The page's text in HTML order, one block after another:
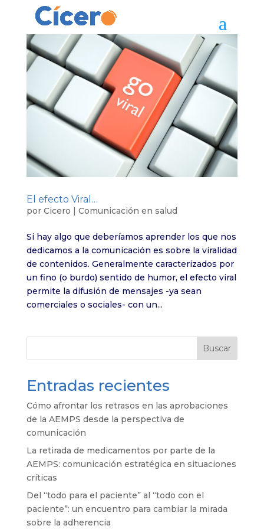
El efecto Viral…
por Cicero | Comunicación en salud
Si hay algo que deberíamos aprender los que nos
dedicamos a la comunicación es sobre la viralidad
de contenidos. Generalmente caracterizados por
un fino (o burdo) sentido de humor, el efecto viral
permite la difusión de mensajes -ya sean
comerciales o sociales- con un...
Buscar
Entradas recientes
Cómo afrontar los retrasos en las aprobaciones
de la AEMPS desde la perspectiva de
comunicación
La retirada de medicamentos por parte de la
AEMPS: comunicación estratégica en situaciones
críticas
Del “todo para el paciente” al “todo con el
paciente”: un encuentro para cambiar la mirada
sobre la adherencia